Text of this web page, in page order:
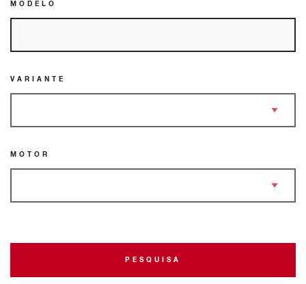
MODELO
VARIANTE
MOTOR
PESQUISA